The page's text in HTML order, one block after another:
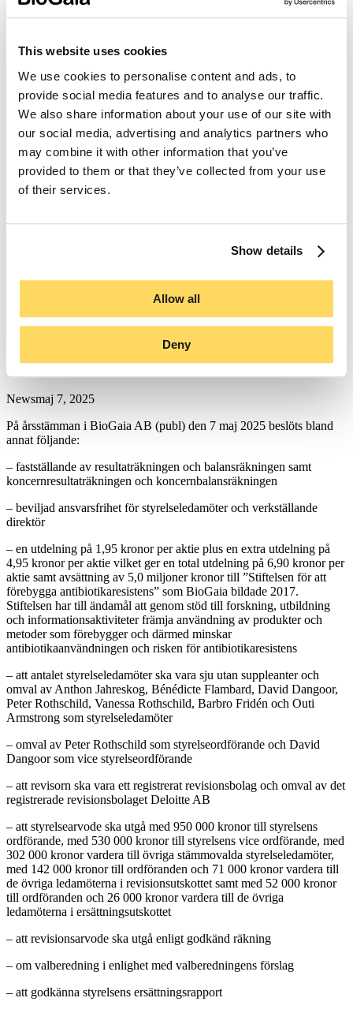
This website uses cookies
We use cookies to personalise content and ads, to
provide social media features and to analyse our traffic.
We also share information about your use of our site with
our social media, advertising and analytics partners who
may combine it with other information that you’ve
provided to them or that they’ve collected from your use
of their services.
Show details
Allow all
Deny
Valberedning
Ledningsgrupp
Ersättningar
Ersättningsutskott
Revisionsutskott
Revision
Press
Pressmeddelanden och nyheter
Prenumerera på pressmeddelanden
Bildbank
English (Engelska
What are you searching for?
Årsstämma i BioGaia
Newsmaj 7, 2025
På årsstämman i BioGaia AB (publ) den 7 maj 2025 beslöts bland
annat följande:
– fastställande av resultaträkningen och balansräkningen samt
koncernresultaträkningen och koncernbalansräkningen
– beviljad ansvarsfrihet för styrelseledamöter och verkställande
direktör
– en utdelning på 1,95 kronor per aktie plus en extra utdelning på
4,95 kronor per aktie vilket ger en total utdelning på 6,90 kronor per
aktie samt avsättning av 5,0 miljoner kronor till ”Stiftelsen för att
förebygga antibiotikaresistens” som BioGaia bildade 2017.
Stiftelsen har till ändamål att genom stöd till forskning, utbildning
och informationsaktiviteter främja användning av produkter och
metoder som förebygger och därmed minskar
antibiotikaanvändningen och risken för antibiotikaresistens
– att antalet styrelseledamöter ska vara sju utan suppleanter och
omval av Anthon Jahreskog, Bénédicte Flambard, David Dangoor,
Peter Rothschild, Vanessa Rothschild, Barbro Fridén och Outi
Armstrong som styrelseledamöter
– omval av Peter Rothschild som styrelseordförande och David
Dangoor som vice styrelseordförande
– att revisorn ska vara ett registrerat revisionsbolag och omval av det
registrerade revisionsbolaget Deloitte AB
– att styrelsearvode ska utgå med 950 000 kronor till styrelsens
ordförande, med 530 000 kronor till styrelsens vice ordförande, med
302 000 kronor vardera till övriga stämmovalda styrelseledamöter,
med 142 000 kronor till ordföranden och 71 000 kronor vardera till
de övriga ledamöterna i revisionsutskottet samt med 52 000 kronor
till ordföranden och 26 000 kronor vardera till de övriga
ledamöterna i ersättningsutskottet
– att revisionsarvode ska utgå enligt godkänd räkning
– om valberedning i enlighet med valberedningens förslag
– att godkänna styrelsens ersättningsrapport